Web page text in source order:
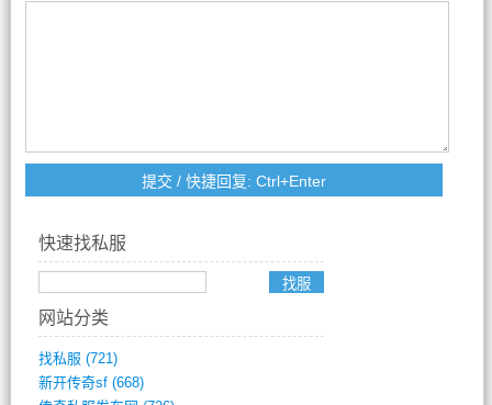
快速找私服
网站分类
找私服 (721)
新开传奇sf(668)